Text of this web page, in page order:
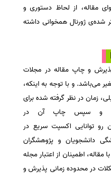
مقاله، از لحاظ دستوری و
شده‌ی ژورنال همخوانی داشته
و چاپ مقاله در مجلات
می‌باشد. و با توجه به اینکه،
زمان در نظر گرفته شده برای
و سپس چاپ آن در
رو توانایی اکسپت سریع در
دانشجویان و پژوهشگران
اطمینان از اعتبار مجله
در محدوده زمانی پذیرش و